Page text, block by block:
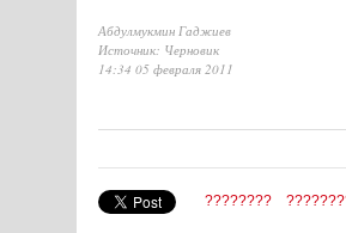
Абдулмукмин Гаджиев
Источник: Черновик
14:34 05 февраля 2011
????????